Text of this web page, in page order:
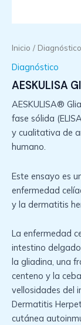
Inicio / Diagnóstico
Diagnóstico
AESKULISA
AESKULISA®
fase sólida
y cualitativa de
humano.
Este ensayo es
enfermedad
y la dermatitis
La enfermedad
intestino
la gliadina, una
centeno y la
vellosidades del
Dermatitis
cutánea